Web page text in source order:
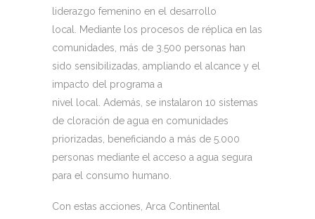
liderazgo femenino en el desarrollo
local. Mediante los procesos de réplica en las
comunidades, más de 3.500 personas han
sido sensibilizadas, ampliando el alcance y el
impacto del programa a
nivel local. Además, se instalaron 10 sistemas
de cloración de agua en comunidades
priorizadas, beneficiando a más de 5.000
personas mediante el acceso a agua segura
para el consumo humano.
Con estas acciones, Arca Continental